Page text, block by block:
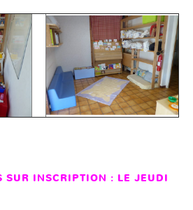
SUR INSCRIPTION : LE JEUDI